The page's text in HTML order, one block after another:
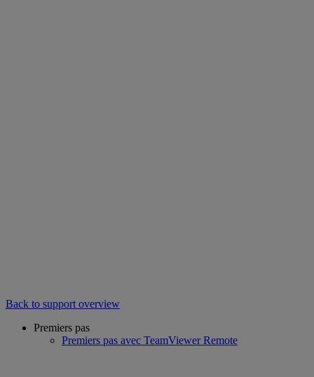
Back to support overview
Premiers pas
Premiers pas avec TeamViewer Remote